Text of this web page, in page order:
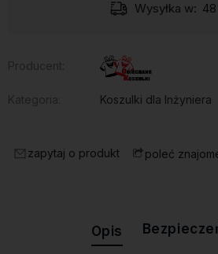
Wysyłka w:
Koszulki dla Inżyniera
zapytaj o produkt poleć
Opis